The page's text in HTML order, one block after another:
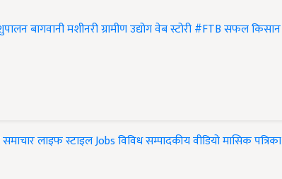
बागवानीमशीनरीग्रामीण उद्योगवेब स्टोरी#FTBसफल किसान
लाइफ स्टाइलJobsविविधसम्पादकीयवीडियोमासिक पत्रिका